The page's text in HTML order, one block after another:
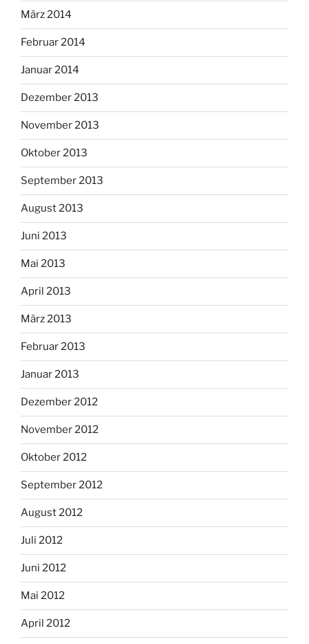
März 2014
Februar 2014
Januar 2014
Dezember 2013
November 2013
Oktober 2013
September 2013
August 2013
Juni 2013
Mai 2013
April 2013
März 2013
Februar 2013
Januar 2013
Dezember 2012
November 2012
Oktober 2012
September 2012
August 2012
Juli 2012
Juni 2012
Mai 2012
April 2012